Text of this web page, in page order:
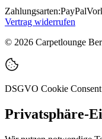
Zahlungsarten:PayPal
Vertrag widerrufen
© 2026 Carpetlounge
DSGVO Cookie Consent
Privatsphäre-